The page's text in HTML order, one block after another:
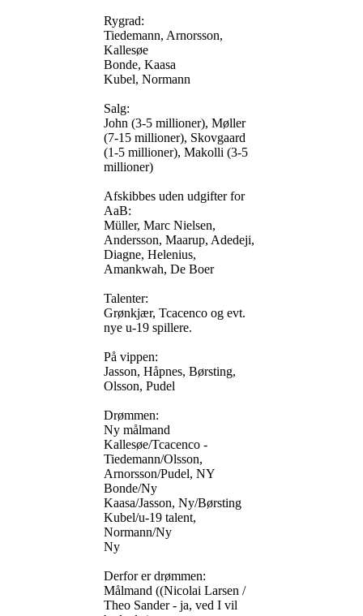
Rygrad:
Tiedemann, Arnorsson,
Kallesøe
Bonde, Kaasa
Kubel, Normann
Salg:
John (3-5 millioner), Møller
(7-15 millioner), Skovgaard
(1-5 millioner), Makolli (3-5
millioner)
Afskibbes uden udgifter for
AaB:
Müller, Marc Nielsen,
Andersson, Maarup, Adedeji,
Diagne, Helenius,
Amankwah, De Boer
Talenter:
Grønkjær, Tcacenco og evt.
nye u-19 spillere.
På vippen:
Jasson, Håpnes, Børsting,
Olsson, Pudel
Drømmen:
Ny målmand
Kallesøe/Tcacenco -
Tiedemann/Olsson,
Arnorsson/Pudel, NY
Bonde/Ny
Kaasa/Jasson, Ny/Børsting
Kubel/u-19 talent,
Normann/Ny
Ny
Derfor er drømmen:
Målmand ((Nicolai Larsen /
Theo Sander - ja, ved I vil